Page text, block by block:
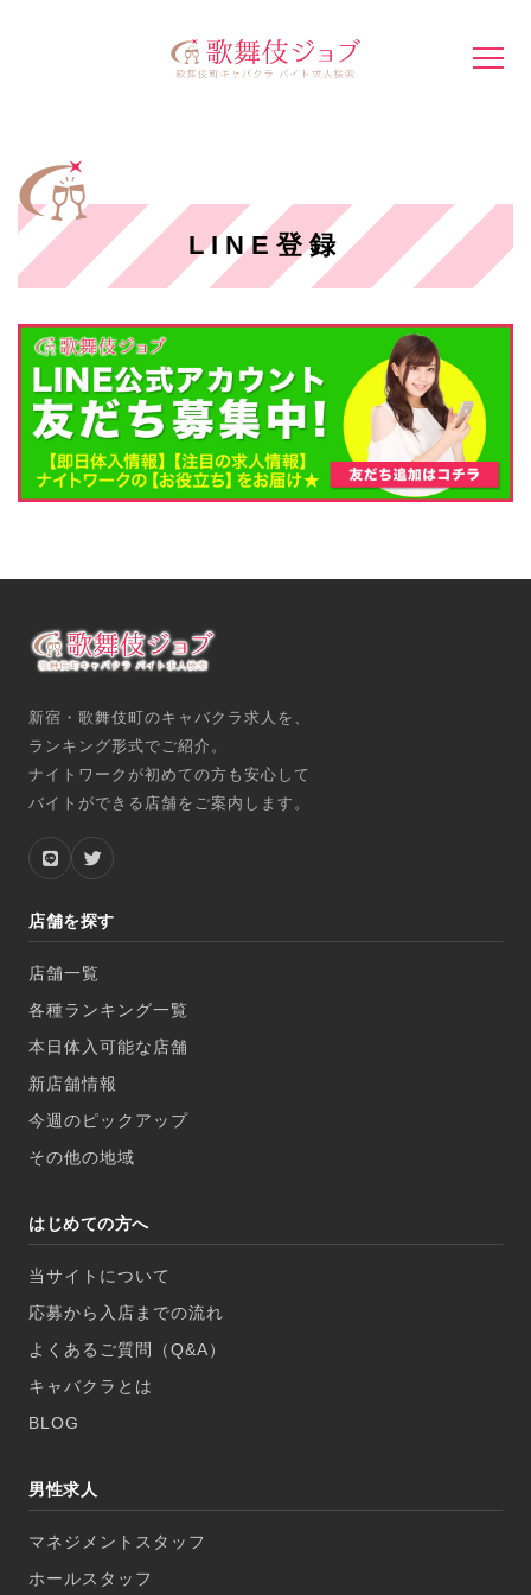
LINE登録
新宿・歌舞伎町のキャバクラ求人を、
ランキング形式でご紹介。
ナイトワークが初めての方も安心して
バイトができる店舗をご案内します。
店舗を探す
店舗一覧
各種ランキング一覧
本日体入可能な店舗
新店舗情報
今週のピックアップ
その他の地域
はじめての方へ
当サイトについて
応募から入店までの流れ
よくあるご質問（Q&A）
キャバクラとは
BLOG
男性求人
マネジメントスタッフ
ホールスタッフ